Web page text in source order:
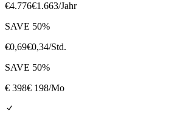
€4.776€1.663/Jahr
SAVE 50%
€0,69€0,34/Std.
SAVE 50%
€ 398€ 198/Mo